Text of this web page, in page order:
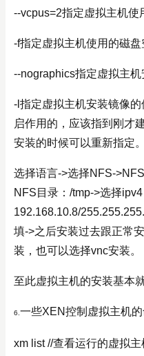
--vcpus=2指定虚拟主机使
-f指定虚拟主机使用的磁
--nographics指定虚拟主
-l指定虚拟主机安装镜像
启作用的，应该指到刚才
安装的时候可以重新指定。
选择语言->选择NFS-
NFS目录：/tmp->选择
192.168.10.8/
填->之后安装过去跟正常
装，也可以选择vnc安装。
至此虚拟主机的安装基本
6. 一些XEN控制虚拟主机的
xm list //查看运行的虚拟